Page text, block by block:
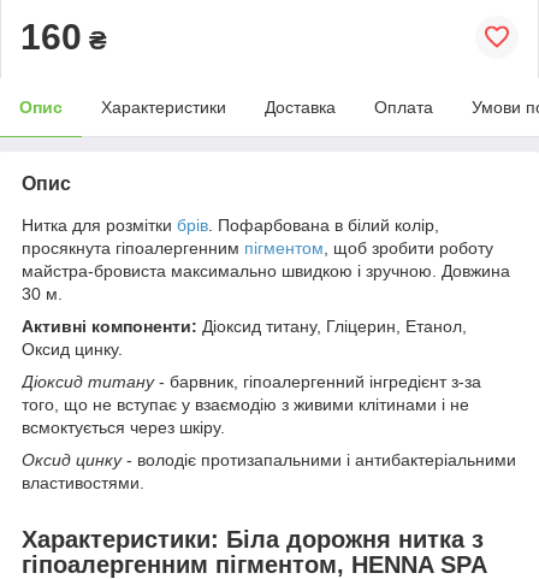
160 ₴
Опис Характеристики Доставка Оплата Умови
Опис
Нитка для розмітки брів . Пофарбована в білий колір,
просякнута гіпоалергенним пігментом , щоб зробити роботу
майстра-бровиста максимально швидкою і зручною. Довжина
30 м.
Активні компоненти: Діоксид титану, Гліцерин, Етанол,
Оксид цинку.
Діоксид титану- барвник, гіпоалергенний інгредієнт з-за
того, що не вступає у взаємодію з живими клітинами і не
всмоктується через шкіру.
Оксид цинку- володіє протизапальними і антибактеріальними
властивостями.
Характеристики: Біла дорожня нитка з
гіпоалергенним пігментом, HENNA SPA